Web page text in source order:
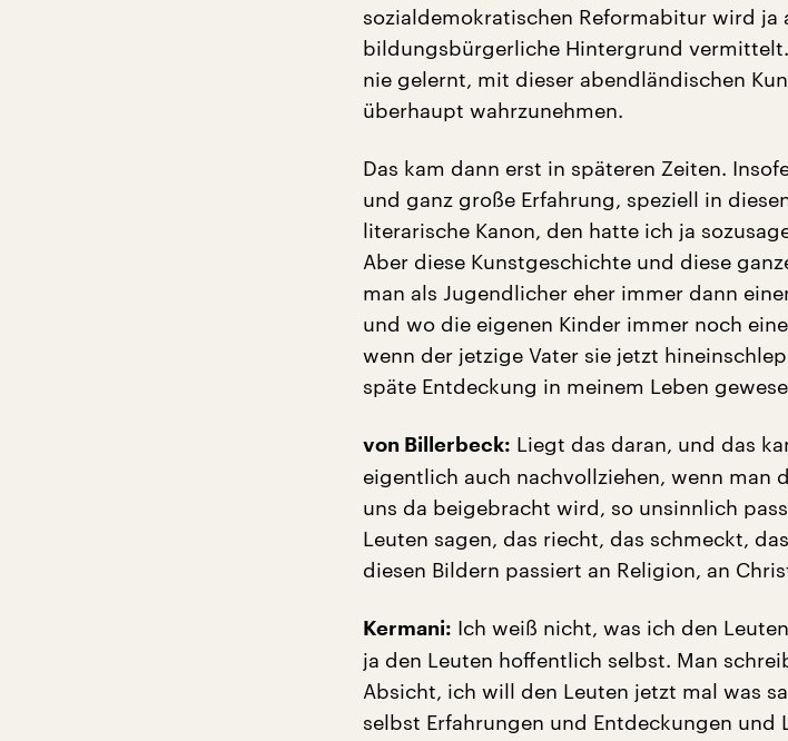
sozialdemokratischen Reformabitur wird ja
bildungsbürgerliche Hintergrund
nie gelernt, mit dieser abendländischen
überhaupt wahrzunehmen.
Das kam dann erst in späteren Zeiten.
und ganz große Erfahrung, speziell in
literarische Kanon, den hatte ich ja
Aber diese Kunstgeschichte und diese
man als Jugendlicher eher immer dann
und wo die eigenen Kinder immer noch
wenn der jetzige Vater sie jetzt
späte Entdeckung in meinem Leben
von Billerbeck: Liegt das daran, und das
eigentlich auch nachvollziehen, wenn man
uns da beigebracht wird, so unsinnlich
Leuten sagen, das riecht, das schmeckt,
diesen Bildern passiert an Religion, an
Kermani: Ich weiß nicht, was ich den
ja den Leuten hoffentlich selbst. Man
Absicht, ich will den Leuten jetzt mal was
selbst Erfahrungen und Entdeckungen und